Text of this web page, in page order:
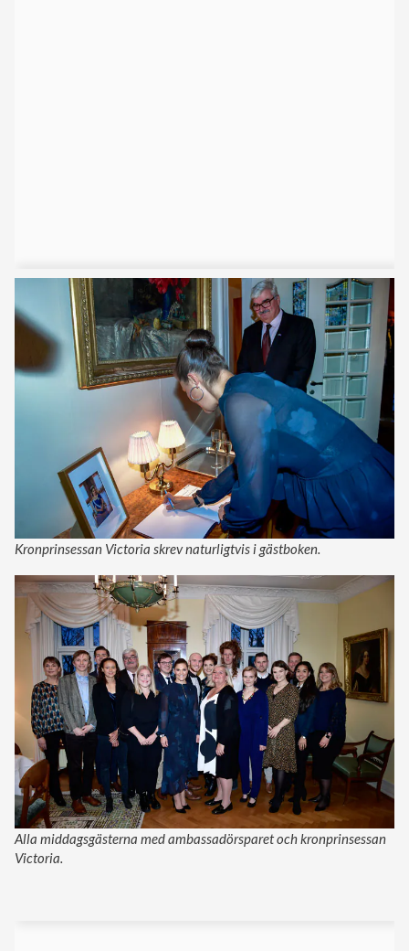
Kronprinsessan Victoria skrev naturligtvis i gästboken.
Alla middagsgästerna med ambassadörsparet och kronprinsessan
Victoria.